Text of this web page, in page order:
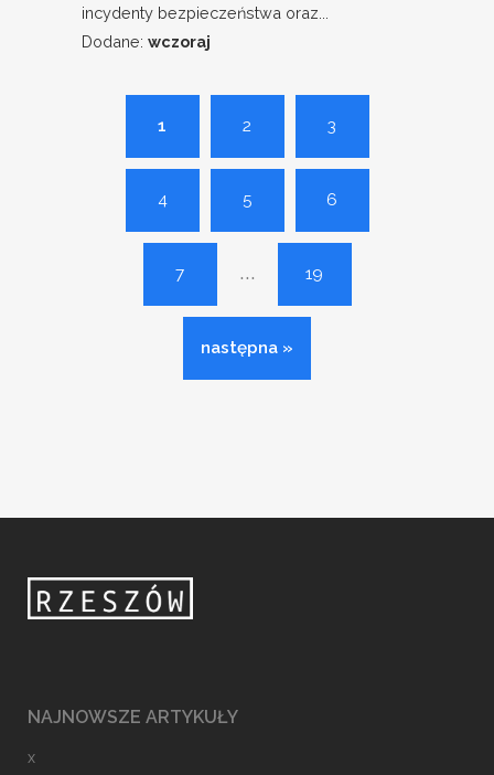
incydenty bezpieczeństwa oraz...
Dodane: wczoraj
1 2 3
4 5 6
7 ... 19
następna »
NAJNOWSZE ARTYKUŁY
x